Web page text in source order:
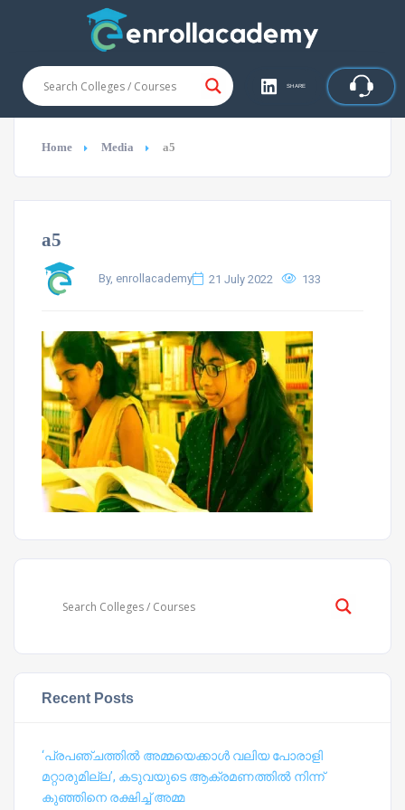
SHARE
Home Media a5
a5
By, enrollacademy 21 July 2022 133
Recent Posts
‘പ്രപഞ്ചത്തില്‍ അമ്മയെക്കാള്‍ വലിയ പോരാളി
മറ്റാരുമില്ല’, കടുവയുടെ ആക്രമണത്തില്‍ നിന്ന്
കുഞ്ഞിനെ രക്ഷിച്ച് അമ്മ